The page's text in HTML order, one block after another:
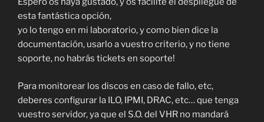
esta fantástica opción,
yo lo tengo en mi laboratorio, y como bien dice la
documentación, usarlo a vuestro criterio, y no tiene
soporte, no habrás tickets en soporte!
Para monitorear los discos en caso de fallo, etc,
deberes configurar la ILO, IPMI, DRAC, etc… que tenga
vuestro servidor, ya que el S.O. del VHR no mandará